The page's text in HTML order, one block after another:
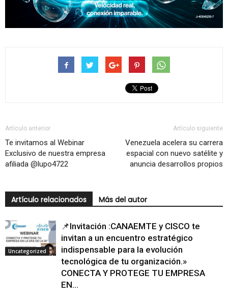
Artículo anterior
Te invitamos al Webinar
Exclusivo de nuestra empresa
afiliada @lupo4722
Artículo siguiente
Venezuela acelera su carrera
espacial con nuevo satélite y
anuncia desarrollos propios
Artículo relacionados Más del autor
Uncategorized
📌Invitación :CANAEMTE y CISCO te
invitan a un encuentro estratégico
indispensable para la evolución
tecnológica de tu organización.»
CONECTA Y PROTEGE TU EMPRESA
EN...